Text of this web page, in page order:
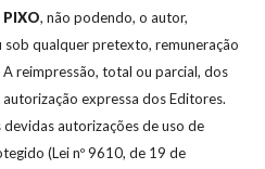
PIXO, não podendo, o autor,
sob qualquer pretexto, remuneração
reimpressão, total ou parcial, dos
expressa dos Editores.
autorizações de uso de
(Lei nº 9610, de 19 de